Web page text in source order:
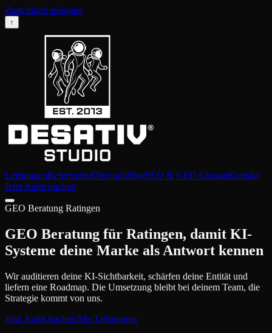
Zum Inhalt springen
↑
LeistungenReferenzenÜber unsBlogSEO & GEO GlossarKontakt
Jetzt Audit buchen
GEO Beratung Ratingen
GEO Beratung für Ratingen, damit KI-
Systeme deine Marke als Antwort kennen
Wir auditieren deine KI-Sichtbarkeit, schärfen deine Entität und
liefern eine Roadmap. Die Umsetzung bleibt bei deinem Team, die
Strategie kommt von uns.
Jetzt Audit buchenAlle Leistungen